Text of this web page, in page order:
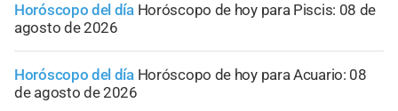
Horóscopo del día Horóscopo de hoy para Piscis: 08 de
agosto de 2026
Horóscopo del día Horóscopo de hoy para Acuario: 08
de agosto de 2026